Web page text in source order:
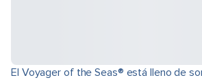
El Voyager of the Seas® está lleno de